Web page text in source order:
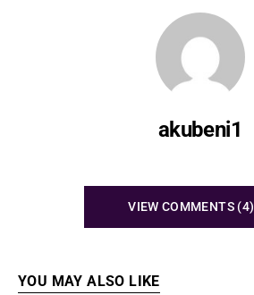
akubeni1
VIEW COMMENTS (4)
YOU MAY ALSO LIKE